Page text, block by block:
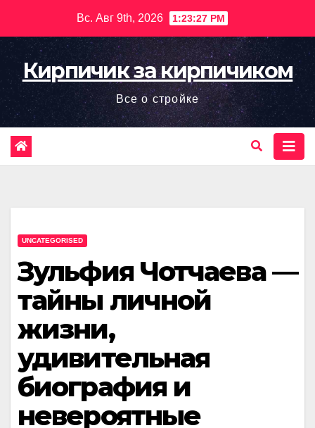
содержимому
Вс. Авг 9th, 2026 1:23:28 PM
Кирпичик за кирпичиком
Все о стройке
UNCATEGORISED
Зульфия Чотчаева —
тайны личной
жизни,
удивительная
биография и
невероятные